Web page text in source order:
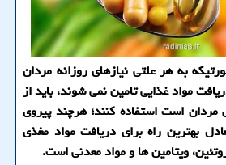
به هر علتی نیازهای روزانه مردان
مواد غذایی تامین نمی شوند، باید از
است استفاده کنند؛ هرچند پیروی
بهترین راه برای دریافت مواد مغذی
ویتامین ها و مواد معدنی است.